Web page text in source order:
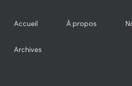
Accueil À propos
Archives